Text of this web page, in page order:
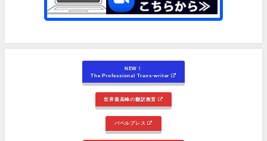
NEW！
The Professional Trans-writer
世界最高峰の翻訳教育
バベルプレス